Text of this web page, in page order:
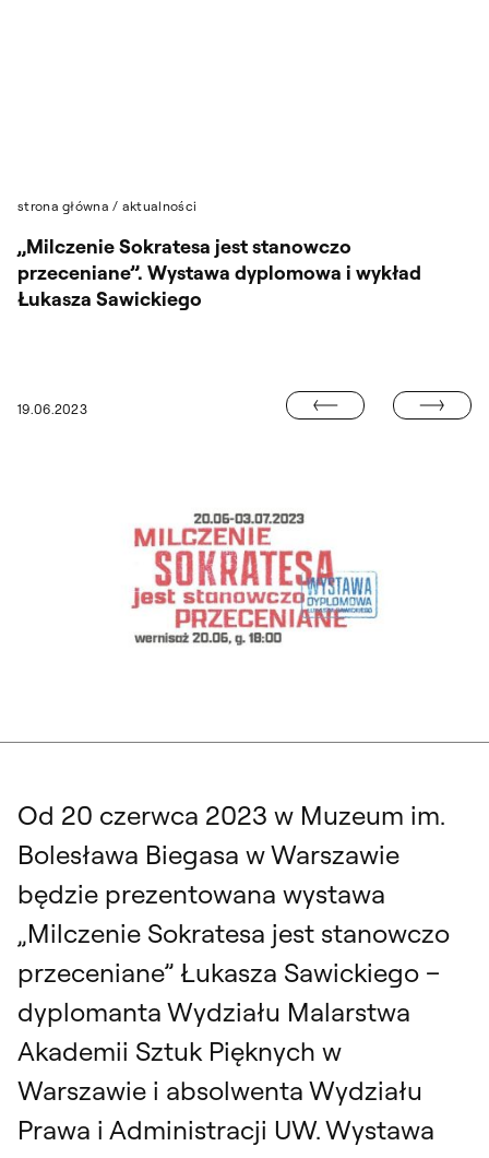
strona główna / aktualności
19.06.2023
„Milczenie Sokratesa jest stanowczo
przeceniane”. Wystawa dyplomowa i wykład
Łukasza Sawickiego
JESTEŚ TY!”. PAŁAC CZAPSKICH ZAPRASZA DO GRY
„DOM,
Od 20 czerwca 2023 w Muzeum im.
Bolesława Biegasa w Warszawie
będzie prezentowana wystawa
„Milczenie Sokratesa jest stanowczo
przeceniane” Łukasza Sawickiego –
dyplomanta Wydziału Malarstwa
Akademii Sztuk Pięknych w
Warszawie i absolwenta Wydziału
Prawa i Administracji UW. Wystawa